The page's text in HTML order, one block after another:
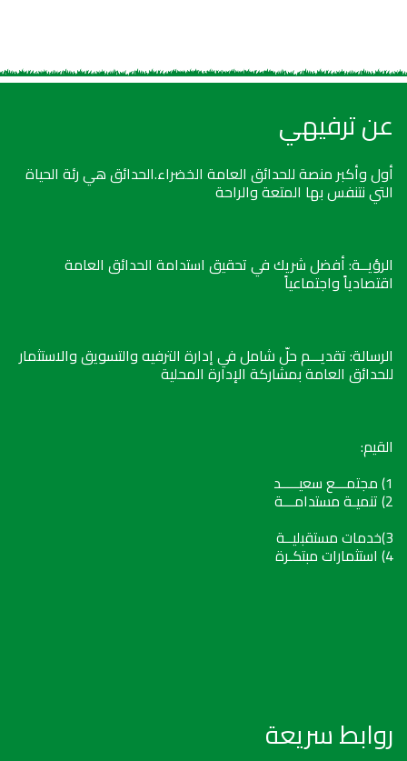
عن ترفيهي
أول وأكبر منصة للحدائق العامة الخضراء.الحدائق هي رئة الحياة
التي نتنفس بها المتعة والراحة
الرؤيــة: أفضل شريك في تحقيق استدامة الحدائق العامة
اقتصادياً واجتماعياً
الرسالة: تقديـــم حلّ شامل في إدارة الترفيه والتسويق والاستثمار
للحدائق العامة بمشاركة الإدارة المحلية
القيم:
1) مجتمـــع سعيـــــد
2) تنميـة مستدامـــة
3)خدمات مستقبليــة
4) استثمارات مبتكـرة
روابط سريعة